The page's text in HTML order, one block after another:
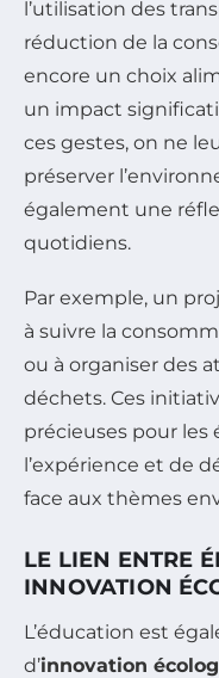
l’utilisation des
réduction de la
encore un choix
un impact
ces gestes, on ne
préserver
également une
quotidiens.
Par exemple, un
à suivre la
ou à organiser des
déchets. Ces
précieuses pour les
l’expérience et de
face aux thèmes
LE LIEN ENTRE
INNOVATION
L’éducation est
d’innovation